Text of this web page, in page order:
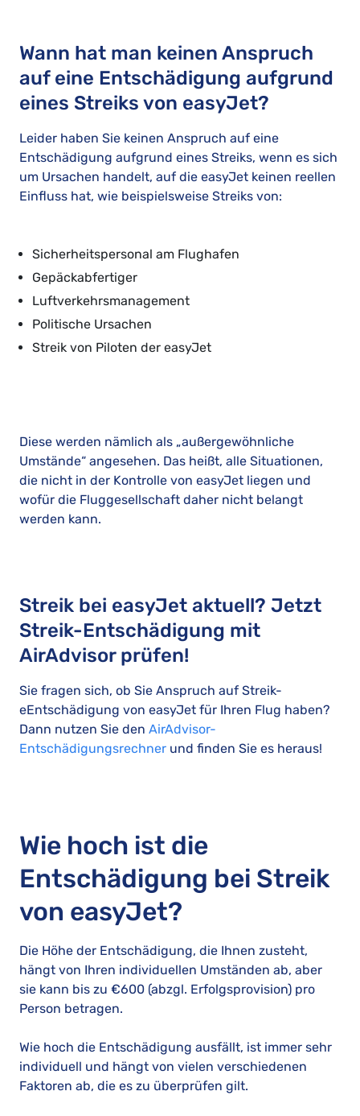
Wann hat man keinen Anspruch
auf eine Entschädigung aufgrund
eines Streiks von easyJet?
Leider haben Sie keinen Anspruch auf eine
Entschädigung aufgrund eines Streiks, wenn es sich
um Ursachen handelt, auf die easyJet keinen reellen
Einfluss hat, wie beispielsweise Streiks von:
Sicherheitspersonal am Flughafen
Gepäckabfertiger
Luftverkehrsmanagement
Politische Ursachen
Streik von Piloten der easyJet
Diese werden nämlich als „außergewöhnliche
Umstände“ angesehen. Das heißt, alle Situationen,
die nicht in der Kontrolle von easyJet liegen und
wofür die Fluggesellschaft daher nicht belangt
werden kann.
Streik bei easyJet aktuell? Jetzt
Streik-Entschädigung mit
AirAdvisor prüfen!
Sie fragen sich, ob Sie Anspruch auf Streik-
eEntschädigung von easyJet für Ihren Flug haben?
Dann nutzen Sie den AirAdvisor-
Entschädigungsrechner und finden Sie es heraus!
Wie hoch ist die
Entschädigung bei Streik
von easyJet?
Die Höhe der Entschädigung, die Ihnen zusteht,
hängt von Ihren individuellen Umständen ab, aber
sie kann bis zu €600 (abzgl. Erfolgsprovision) pro
Person betragen.
Wie hoch die Entschädigung ausfällt, ist immer sehr
individuell und hängt von vielen verschiedenen
Faktoren ab, die es zu überprüfen gilt.